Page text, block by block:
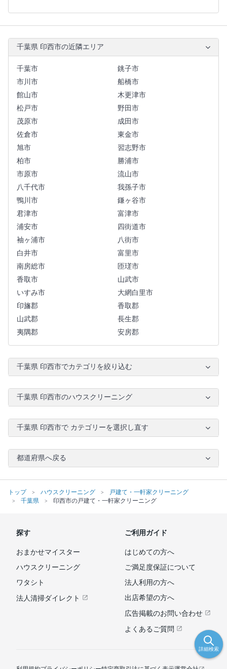
千葉県 印西市の近隣エリア
千葉市
銚子市
市川市
船橋市
館山市
木更津市
松戸市
野田市
茂原市
成田市
佐倉市
東金市
旭市
習志野市
柏市
勝浦市
市原市
流山市
八千代市
我孫子市
鴨川市
鎌ヶ谷市
君津市
富津市
浦安市
四街道市
袖ヶ浦市
八街市
白井市
富里市
南房総市
匝瑳市
香取市
山武市
いすみ市
大網白里市
印旛郡
香取郡
山武郡
長生郡
夷隅郡
安房郡
千葉県 印西市でカテゴリを絞り込む
千葉県 印西市のハウスクリーニング
千葉県 印西市で カテゴリーを選択し直す
都道府県へ戻る
トップ ハウスクリーニング
戸建て・一軒家クリーニング
千葉県
印西市の戸建て・一軒家クリーニング
詳細検索
探す
おまかせマイスター
ハウスクリーニング
ワタシト
法人清掃ダイレクト
ご利用ガイド
はじめての方へ
ご満足度保証について
法人利用の方へ
出店希望の方へ
広告掲載のお問い合わせ
よくあるご質問